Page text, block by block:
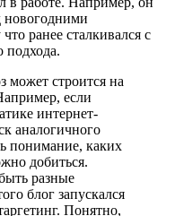
новогодними
ранее сталкивался с
подхода.
может строится на
если
интернет-
аналогичного
понимание, каких
добиться.
разные
блог запускался
Понятно,